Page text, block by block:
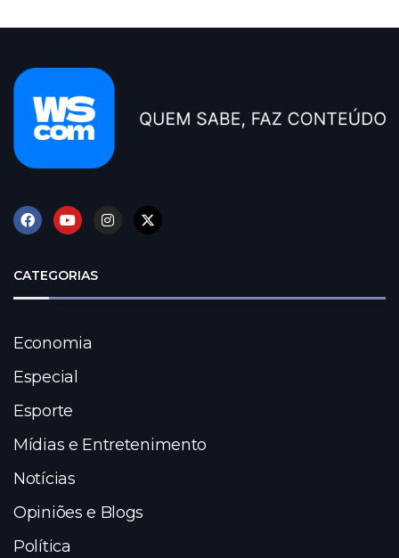
CATEGORIAS
Economia
Especial
Esporte
Mídias e Entretenimento
Notícias
Opiniões e Blogs
Política